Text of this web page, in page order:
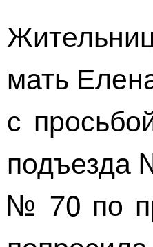
мать
с
подъезда
№ 70 по